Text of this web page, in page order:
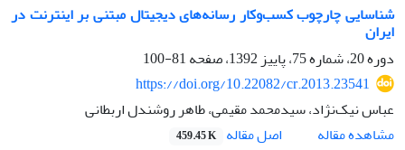
شناسایی چارچوب کسب‌وکار رسانه‌های دیجیتال مبتنی بر اینترنت در
ایران
دوره 20، شماره 75، پاییز 1392، صفحه
81-100
https://doi.org/10.22082/cr.2013.23541
عباس نیک‌نژاد، سیدمحمد مقیمی، طاهر روشندل اربطانی
مشاهده مقاله
اصل مقاله 459.45 K